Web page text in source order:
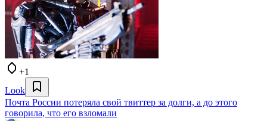
+1
Look
Почта России потеряла свой твиттер за долги, а до этого
говорила, что его взломали